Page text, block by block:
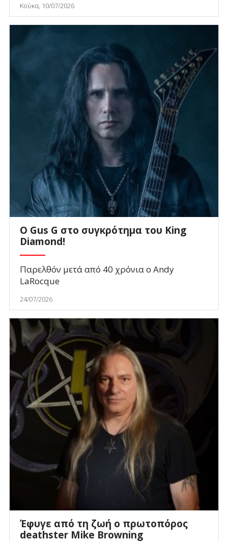
Κούκα, 10/07/2026
O Gus G στο συγκρότημα του King
Diamond!
Παρελθόν μετά από 40 χρόνια ο Andy
LaRocque
24/07/2026
Έφυγε από τη ζωή ο πρωτοπόρος
deathster Mike Browning